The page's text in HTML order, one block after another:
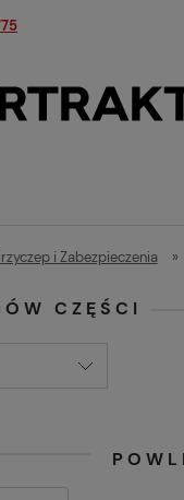
i Zabezpieczenia »
CZĘŚCI